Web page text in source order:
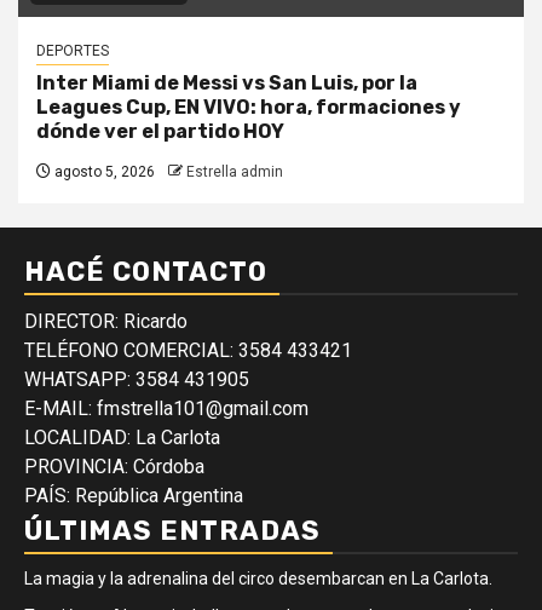
DEPORTES
Inter Miami de Messi vs San Luis, por la
Leagues Cup, EN VIVO: hora, formaciones y
dónde ver el partido HOY
agosto 5, 2026 Estrella admin
HACÉ CONTACTO
DIRECTOR: Ricardo
TELÉFONO COMERCIAL: 3584 433421
WHATSAPP: 3584 431905
E-MAIL: fmstrella101@gmail.com
LOCALIDAD: La Carlota
PROVINCIA: Córdoba
PAÍS: República Argentina
ÚLTIMAS ENTRADAS
La magia y la adrenalina del circo desembarcan en La Carlota.